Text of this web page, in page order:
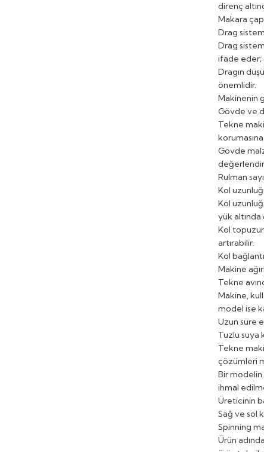
direnç
Makara
Drag
Drag
ifade eder;
Dragın
önemlidir.
Makinenin
Gövde ve
Tekne
Gövde
Rulman
Kol
Kol
yük altında
Kol
artırabilir.
Kol
Makine
Tekne
Makine,
model ise
Uzun süre
Tuzlu suya
Tekne
çözümleri
Bir modelin
ihmal
Üreticinin
Sağ ve sol
Spinning
Ürün